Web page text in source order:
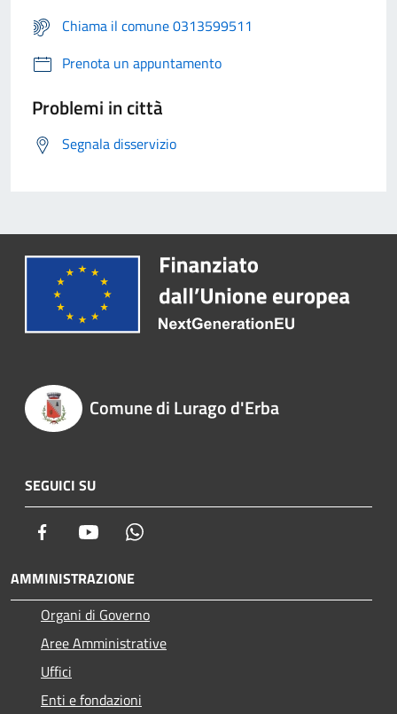
Chiama il comune 0313599511
Prenota un appuntamento
Problemi in città
Segnala disservizio
Comune di Lurago d'Erba
SEGUICI SU
Facebook Youtube
AMMINISTRAZIONE
Organi di Governo
Aree Amministrative
Uffici
Enti e fondazioni